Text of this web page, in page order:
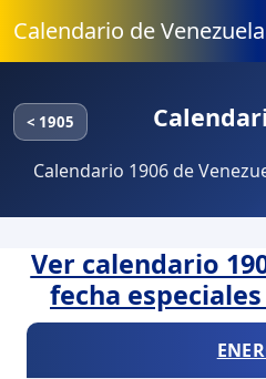
Calendario de Venezuela
< 1905
Calendario 1906 de
Ver calendario
fecha